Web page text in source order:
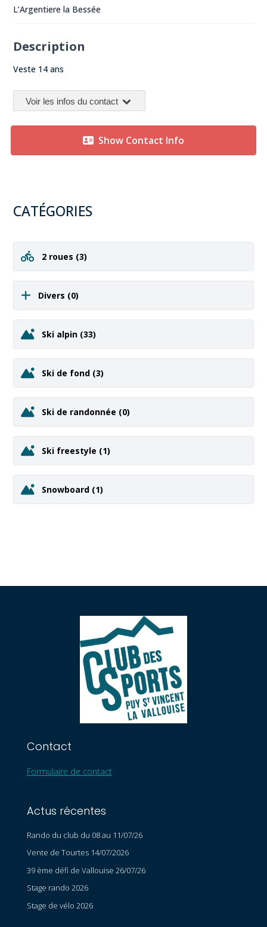
L’Argentiere la Bessée
Description
Veste 14 ans
Voir les infos du contact
Show Contact Info
CATÉGORIES
2 roues (3)
Divers (0)
Ski alpin (33)
Ski de fond (3)
Ski de randonnée (0)
Ski freestyle (1)
Snowboard (1)
Contact
Formulaire de contact
Actus récentes
Rando du club du 08 au 11/07/26
Vente de Tourtes 14/07/2026
39 ème défi de Vallouise 26/07/26
Stage rando 2026
Stage de vélo 2026